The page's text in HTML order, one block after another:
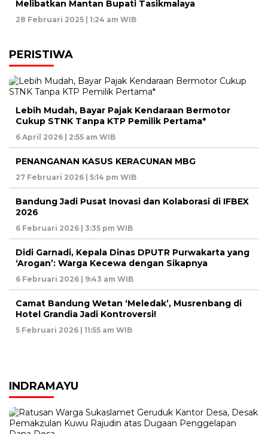
Melibatkan Mantan Bupati Tasikmalaya
28 Februari 2025 | 1:24 am WIB
PERISTIWA
Lebih Mudah, Bayar Pajak Kendaraan Bermotor
Cukup STNK Tanpa KTP Pemilik Pertama*
6 April 2026 | 2:55 am WIB
PENANGANAN KASUS KERACUNAN MBG
27 Februari 2026 | 5:14 pm WIB
Bandung Jadi Pusat Inovasi dan Kolaborasi di IFBEX
2026
6 Februari 2026 | 3:35 pm WIB
Didi Garnadi, Kepala Dinas DPUTR Purwakarta yang
‘Arogan’: Warga Kecewa dengan Sikapnya
6 Februari 2026 | 9:43 am WIB
Camat Bandung Wetan ‘Meledak’, Musrenbang di
Hotel Grandia Jadi Kontroversi!
5 Februari 2026 | 11:55 am WIB
INDRAMAYU